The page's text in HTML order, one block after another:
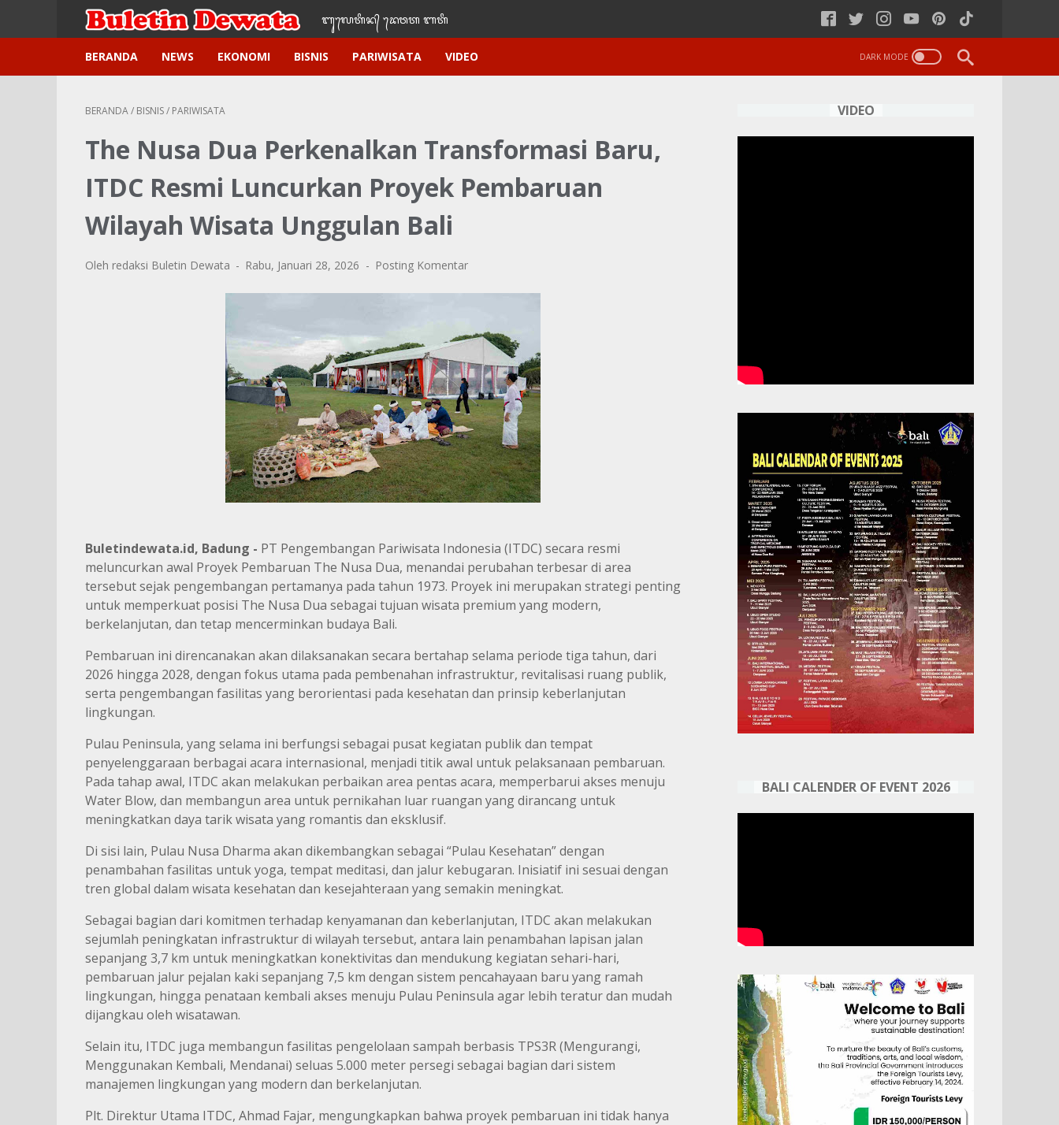
ᬩᬸ᭢ᬮᬢᬶᬦ᭄‌ ᭢ᬤᬯᬢ‌‌‌ ᬩᬢᬶ
BERANDA NEWS EKONOMI BISNIS PARIWISATA VIDEO
BERANDA/ BISNIS/ PARIWISATA
The Nusa Dua Perkenalkan Transformasi Baru,
ITDC Resmi Luncurkan Proyek Pembaruan
Wilayah Wisata Unggulan Bali
Oleh redaksi Buletin Dewata Rabu, Januari 28, 2026 Posting Komentar
Buletindewata.id, Badung - PT Pengembangan Pariwisata Indonesia (ITDC) secara resmi
meluncurkan awal Proyek Pembaruan The Nusa Dua, menandai perubahan terbesar di area
tersebut sejak pengembangan pertamanya pada tahun 1973. Proyek ini merupakan strategi penting
untuk memperkuat posisi The Nusa Dua sebagai tujuan wisata premium yang modern,
berkelanjutan, dan tetap mencerminkan budaya Bali.
Pembaruan ini direncanakan akan dilaksanakan secara bertahap selama periode tiga tahun, dari
2026 hingga 2028, dengan fokus utama pada pembenahan infrastruktur, revitalisasi ruang publik,
serta pengembangan fasilitas yang berorientasi pada kesehatan dan prinsip keberlanjutan
lingkungan.
Pulau Peninsula, yang selama ini berfungsi sebagai pusat kegiatan publik dan tempat
penyelenggaraan berbagai acara internasional, menjadi titik awal untuk pelaksanaan pembaruan.
Pada tahap awal, ITDC akan melakukan perbaikan area pentas acara, memperbarui akses menuju
Water Blow, dan membangun area untuk pernikahan luar ruangan yang dirancang untuk
meningkatkan daya tarik wisata yang romantis dan eksklusif.
Di sisi lain, Pulau Nusa Dharma akan dikembangkan sebagai “Pulau Kesehatan” dengan
penambahan fasilitas untuk yoga, tempat meditasi, dan jalur kebugaran. Inisiatif ini sesuai dengan
tren global dalam wisata kesehatan dan kesejahteraan yang semakin meningkat.
Sebagai bagian dari komitmen terhadap kenyamanan dan keberlanjutan, ITDC akan melakukan
sejumlah peningkatan infrastruktur di wilayah tersebut, antara lain penambahan lapisan jalan
sepanjang 3,7 km untuk meningkatkan konektivitas dan mendukung kegiatan sehari-hari,
pembaruan jalur pejalan kaki sepanjang 7,5 km dengan sistem pencahayaan baru yang ramah
lingkungan, hingga penataan kembali akses menuju Pulau Peninsula agar lebih teratur dan mudah
dijangkau oleh wisatawan.
Selain itu, ITDC juga membangun fasilitas pengelolaan sampah berbasis TPS3R (Mengurangi,
Menggunakan Kembali, Mendanai) seluas 5.000 meter persegi sebagai bagian dari sistem
manajemen lingkungan yang modern dan berkelanjutan.
Plt. Direktur Utama ITDC, Ahmad Fajar, mengungkapkan bahwa proyek pembaruan ini tidak hanya
VIDEO
BALI CALENDER OF EVENT 2026